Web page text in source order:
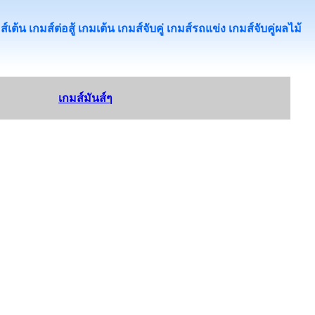
เต้น เกมส์ต่อสู้ เกมเต้น เกมส์จับคู่ เกมส์รถแข่ง เกมส์จับคู่ผลไม้
เกมส์มันส์ๆ